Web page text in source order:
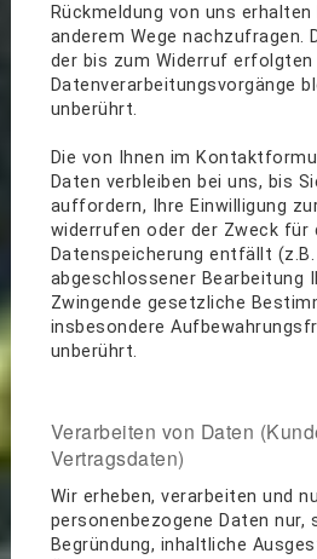
Rückmeldung von uns
anderem Wege nachzufragen.
der bis zum Widerruf erfolgten
Datenverarbeitungsvorgänge
unberührt.
Die von Ihnen im
Daten verbleiben bei uns, bis
auffordern, Ihre Einwilligung
widerrufen oder der Zweck für
Datenspeicherung entfällt (z.B.
abgeschlossener Bearbeitung
Zwingende gesetzliche
insbesondere
unberührt.
Verarbeiten von Daten
Vertragsdaten)
Wir erheben, verarbeiten und
personenbezogene Daten nur,
Begründung, inhaltliche